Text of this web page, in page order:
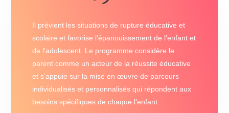
Il prévient les situations de rupture éducative et
scolaire et favorise l’épanouissement de l’enfant et
de l’adolescent. Le programme considère le
parent comme un acteur de la réussite éducative
et s’appuie sur la mise en œuvre de parcours
individualisés et personnalisés qui répondent aux
besoins spécifiques de chaque l’enfant.